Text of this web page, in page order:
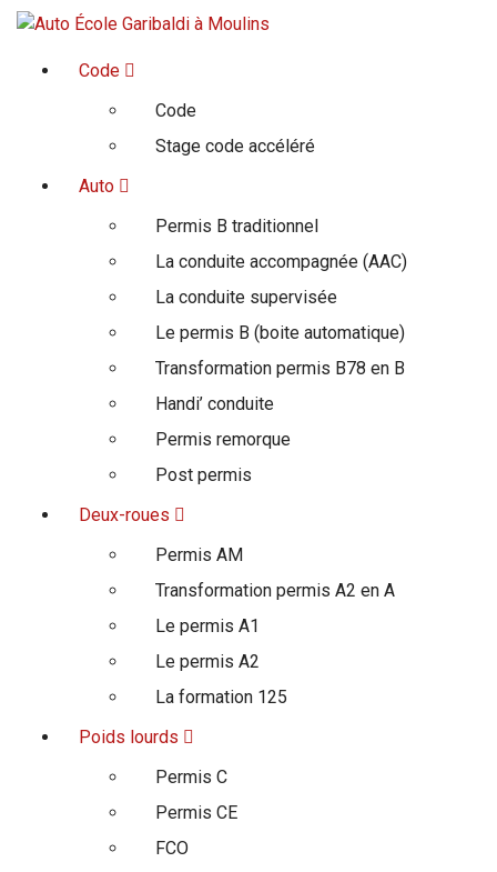
Ensemble on est sur la bonne route
Code
Code
Stage code accéléré
Auto
Permis B traditionnel
La conduite accompagnée (AAC)
La conduite supervisée
Le permis B (boite automatique)
Transformation permis B78 en B
Handi’ conduite
Permis remorque
Post permis
Deux-roues
Permis AM
Transformation permis A2 en A
Le permis A1
Le permis A2
La formation 125
Poids lourds
Permis C
Permis CE
FCO